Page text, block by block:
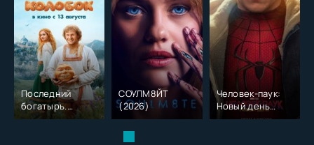
Последний
богатырь.
Колобок (2026)
СОУЛМ8ЙТ
(2026)
Человек-паук:
Новый день
(2026)